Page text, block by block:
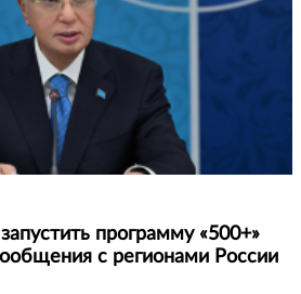
программу «500+»
с регионами России